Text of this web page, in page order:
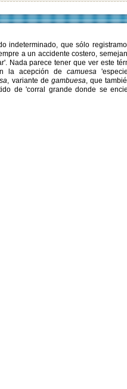
indeterminado, que sólo
a un accidente costero,
Nada parece tener que ver este
la acepción de camuesa
, variante de gambuesa, que
de 'corral grande donde se